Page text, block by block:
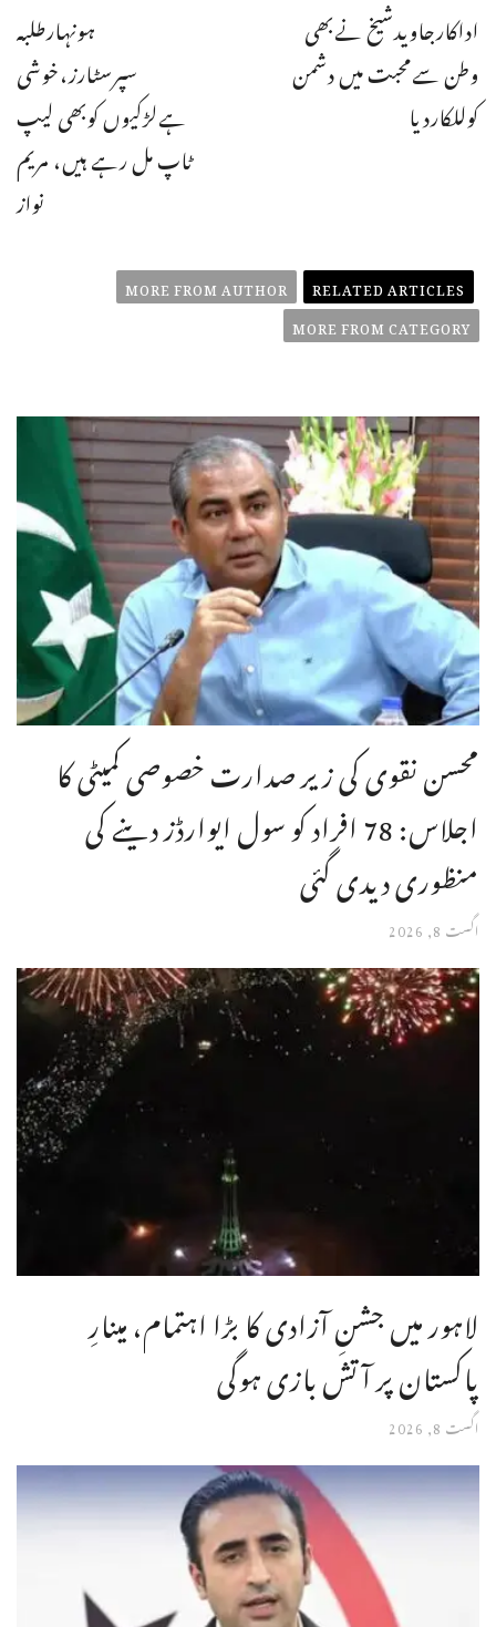
ہونہارطلبہ
سپرسٹارز،خوشی
ہےلڑکیوں کوبھی لیپ
ٹاپ مل رہے ہیں، مریم
نواز
اداکارجاویدشیخ نےبھی
وطن سےمحبت میں دشمن
کوللکاردیا
RELATED ARTICLES
MORE FROM AUTHOR
MORE FROM CATEGORY
محسن نقوی کی زیر صدارت خصوصی کمیٹی کا
اجلاس: 78 افراد کو سول ایوارڈز دینے کی
منظوری دیدی گئی
اگست 8, 2026
لاہور میں جشنِ آزادی کا بڑا اہتمام، مینارِ
پاکستان پر آتش بازی ہوگی
اگست 8, 2026